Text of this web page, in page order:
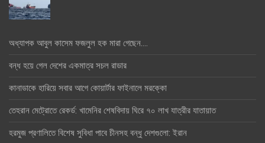
অধ্যাপক আবুল কাসেম ফজলুল হক মারা গেছেন….
বন্ধ হয়ে গেল দেশের একমাত্র সচল রাডার
কানাডাকে হারিয়ে সবার আগে কোয়ার্টার ফাইনালে মরক্কো
তেহরান মেট্রোতে রেকর্ড: খামেনির শেষবিদায় ঘিরে ৭০ লাখ যাত্রীর যাতায়াত
হরমুজ প্রণালিতে বিশেষ সুবিধা পাবে চীনসহ বন্ধু দেশগুলো: ইরান